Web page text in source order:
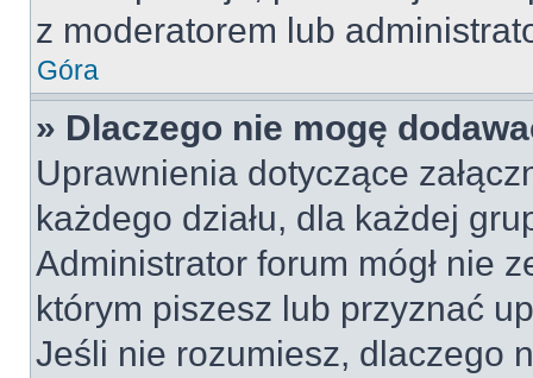
z moderatorem lub
Góra
» Dlaczego nie mogę
Uprawnienia dotyczące
każdego działu, dla każdej
Administrator forum mógł nie
którym piszesz lub przyznać
Jeśli nie rozumiesz, dlaczego